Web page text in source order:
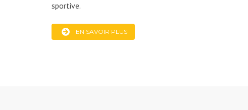
sportive.
EN SAVOIR PLUS